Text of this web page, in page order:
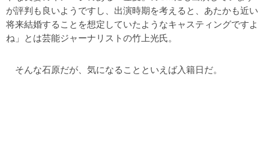
が評判も良いようですし、出演時期を考えると、あたかも近い
将来結婚することを想定していたようなキャスティングですよ
ね」とは芸能ジャーナリストの竹上光氏。
そんな石原だが、気になることといえば入籍日だ。